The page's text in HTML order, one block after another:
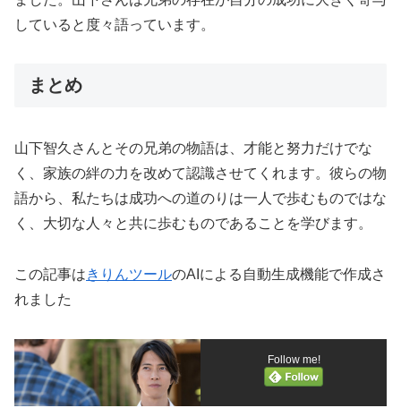
していると度々語っています。
まとめ
山下智久さんとその兄弟の物語は、才能と努力だけでな
く、家族の絆の力を改めて認識させてくれます。彼らの物
語から、私たちは成功への道のりは一人で歩むものではな
く、大切な人々と共に歩むものであることを学びます。
この記事はきりんツールのAIによる自動生成機能で作成さ
れました
Follow me!